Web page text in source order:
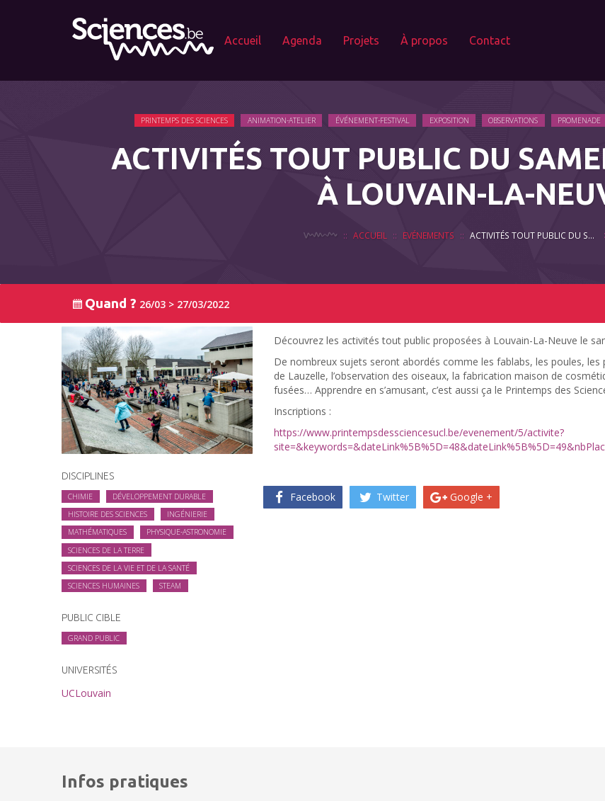
Accueil Agenda Projets À propos Contact
PRINTEMPS DES SCIENCES ANIMATION-ATELIER ÉVÉNEMENT-FESTIVAL EXPOSITION OBSERVATIONS PROMENADE
ACTIVITÉS TOUT PUBLIC DU
À LOUVAIN-LA-
ACCUEIL EVÉNEMENTS ACTIVITÉS TOUT PUBLIC DU SAMEDI ET DIMANCHE À LOUVAIN-LA-NEUVE
Quand ? 26/03 > 27/03/2022
DISCIPLINES
CHIMIE
DÉVELOPPEMENT DURABLE
HISTOIRE DES SCIENCES
INGÉNIERIE
MATHÉMATIQUES
PHYSIQUE-ASTRONOMIE
SCIENCES DE LA TERRE
SCIENCES DE LA VIE ET DE LA SANTÉ
SCIENCES HUMAINES
STEAM
PUBLIC CIBLE
GRAND PUBLIC
UNIVERSITÉS
UCLouvain
Découvrez les activités tout public proposées à Louvain-La-Neuve le
De nombreux sujets seront abordés comme les fablabs, les poules,
de Lauzelle, l’observation des oiseaux, la fabrication maison de
fusées… Apprendre en s’amusant, c’est aussi ça le Printemps des
Inscriptions :
https://www.printempsdessciencesucl.be/evenement/5/activite?
Facebook Twitter Google +
Infos pratiques